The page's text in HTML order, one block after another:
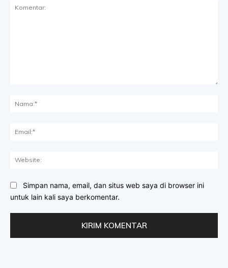
Simpan nama, email, dan situs web saya di browser ini
untuk lain kali saya berkomentar.